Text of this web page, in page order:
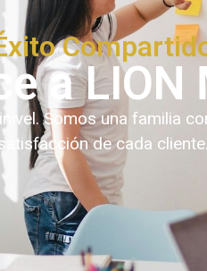
a LION
Somos una familia
de cada cliente.